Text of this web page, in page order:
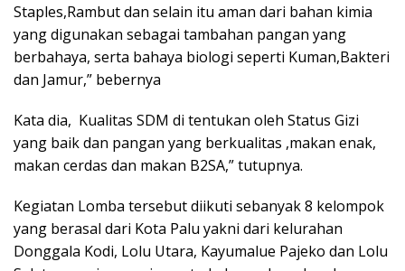
Staples,Rambut dan selain itu aman dari bahan kimia
yang digunakan sebagai tambahan pangan yang
berbahaya, serta bahaya biologi seperti Kuman,Bakteri
dan Jamur,” bebernya
Kata dia, Kualitas SDM di tentukan oleh Status Gizi
yang baik dan pangan yang berkualitas ,makan enak,
makan cerdas dan makan B2SA,” tutupnya.
Kegiatan Lomba tersebut diikuti sebanyak 8 kelompok
yang berasal dari Kota Palu yakni dari kelurahan
Donggala Kodi, Lolu Utara, Kayumalue Pajeko dan Lolu